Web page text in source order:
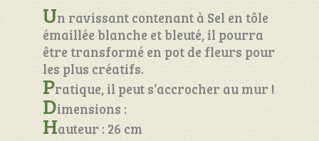
Un ravissant contenant à Sel en tôle
émaillée blanche et bleuté, il pourra
être transformé en pot de fleurs pour
les plus créatifs.
Pratique, il peut s’accrocher au mur !
Dimensions :
Hauteur : 26 cm